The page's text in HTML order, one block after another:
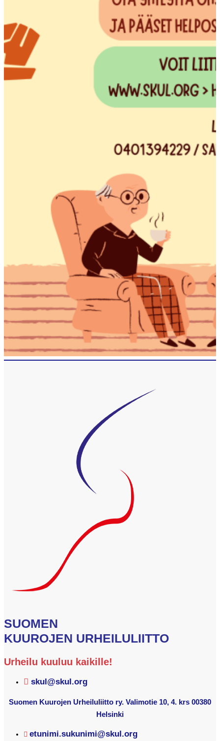
SUOMEN
KUUROJEN URHEILULIITTO
Urheilu kuuluu kaikille!
skul@skul.org
Suomen Kuurojen Urheiluliitto ry. Valimotie 10, 4. krs 00380
Helsinki
etunimi.sukunimi@skul.org